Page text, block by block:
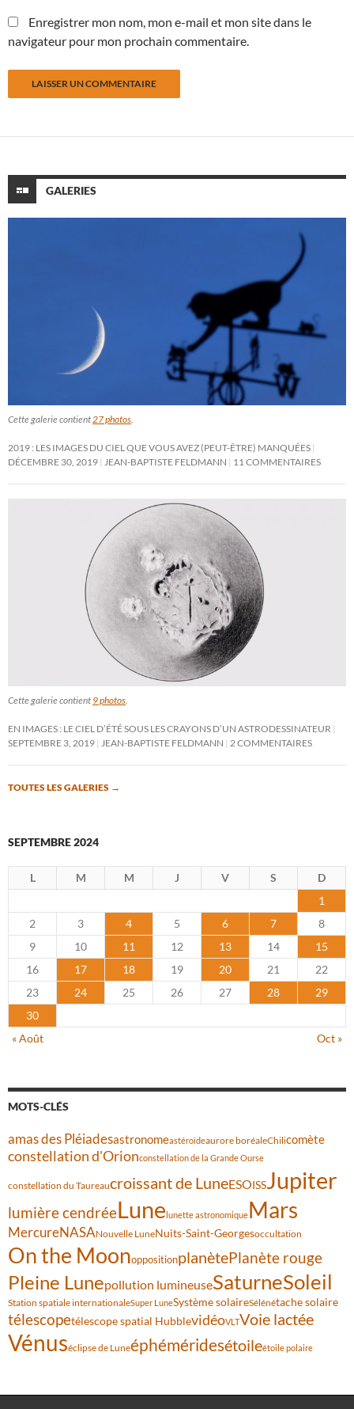
Enregistrer mon nom, mon e-mail et mon site dans le
navigateur pour mon prochain commentaire.
GALERIES
Cette galerie contient 27 photos
2019 : LES IMAGES DU CIEL QUE VOUS AVEZ (PEUT-ÊTRE) MANQUÉES
DÉCEMBRE 30, 2019
JEAN-BAPTISTE FELDMANN 11 COMMENTAIRES
Cette galerie contient 9 photos
EN IMAGES : LE CIEL D’ÉTÉ SOUS LES CRAYONS D’UN ASTRODESSINATEUR
SEPTEMBRE 3, 2019
JEAN-BAPTISTE FELDMANN 2 COMMENTAIRES
TOUTES LES GALERIES →
SEPTEMBRE 2024
L M M J V S
D
1
2
3 4 5 6 7
8
9
10 11 12 13 14
15
16
17 18 19 20 21
22
23
24 25 26 27 28
29
30
« Août
Oct »
MOTS-CLÉS
amas des Pléiadesastronomeastéroïdeaurore boréaleChilicomète
constellation d'Orionconstellation de la Grande Ourse
constellation du Taureaucroissant de LuneESOISSJupiter
lumière cendréeLunelunette astronomiqueMars
MercureNASANouvelle LuneNuits-Saint-Georgesoccultation
On the MoonoppositionplanètePlanète rouge
Pleine Lunepollution lumineuseSaturneSoleil
Station spatiale internationaleSuper LuneSystème solaireSélénétache solaire
télescopetélescope spatial HubblevidéoVLTVoie lactée
Vénuséclipse de Luneéphéméridesétoileétoile polaire